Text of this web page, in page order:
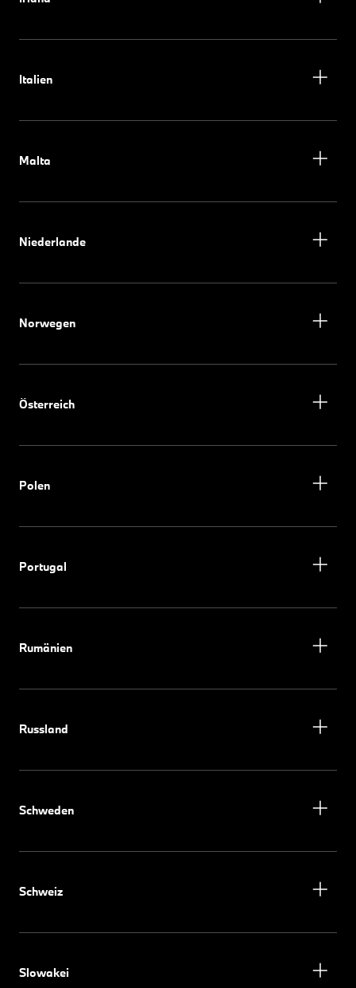
Italien
Malta
Niederlande
Norwegen
Österreich
Polen
Portugal
Rumänien
Russland
Schweden
Schweiz
Slowakei